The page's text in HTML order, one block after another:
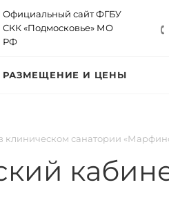
Официальный сайт ФГБУ
СКК «Подмосковье» МО
РФ
РАЗМЕЩЕНИЕ И ЦЕНЫ
клиническом санатории